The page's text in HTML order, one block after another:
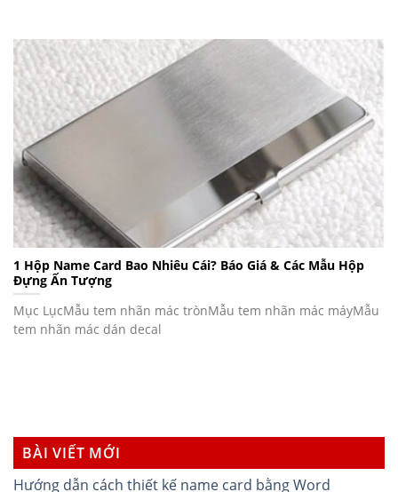
1 Hộp Name Card Bao Nhiêu Cái? Báo Giá & Các Mẫu Hộp
Đựng Ấn Tượng
Mục LụcMẫu tem nhãn mác trònMẫu tem nhãn mác máyMẫu
tem nhãn mác dán decal
BÀI VIẾT MỚI
Hướng dẫn cách thiết kế name card bằng Word